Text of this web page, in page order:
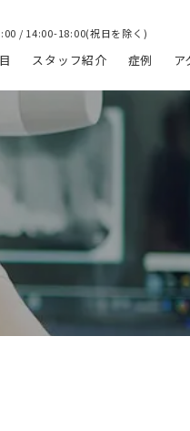
/ 14:00-18:00(祝日を除く)
スタッフ紹介 症例 ア